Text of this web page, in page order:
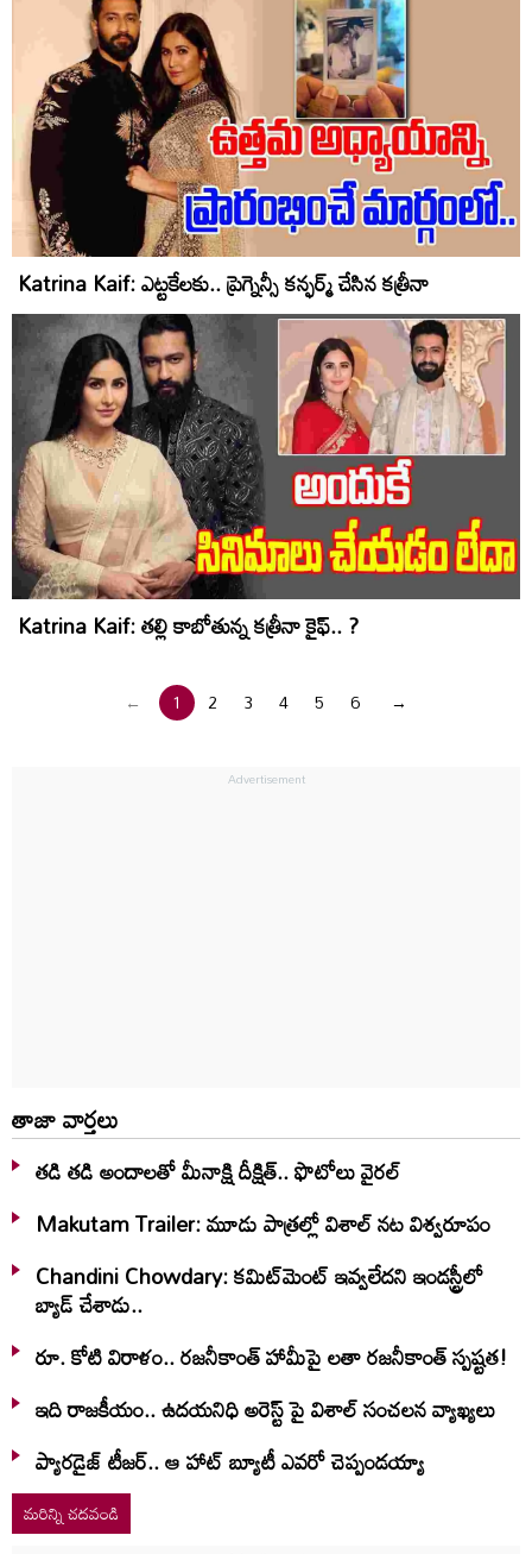
Katrina Kaif: ఎట్టకేలకు.. ప్రెగ్నెన్సీ కన్ఫర్మ్ చేసిన కత్రీనా
Katrina Kaif: తల్లి కాబోతున్న కత్రీనా కైఫ్.. ?
← 1 2 3 4 5 6 →
తాజా వార్తలు
తడి తడి అందాలతో మీనాక్షి దీక్షిత్‌.. ఫొటోలు వైరల్
Makutam Trailer: మూడు పాత్రల్లో విశాల్ నట విశ్వరూపం
Chandini Chowdary: కమిట్‌మెంట్ ఇవ్వలేదని ఇండస్ట్రీలో
బ్యాడ్ చేశాడు..
రూ. కోటి విరాళం.. రజనీకాంత్ హామీపై లతా రజనీకాంత్ స్పష్టత!
ఇది రాజకీయం.. ఉదయనిధి అరెస్ట్ పై విశాల్ సంచలన వ్యాఖ్యలు
ప్యారడైజ్ టీజర్.. ఆ హాట్ బ్యూటీ ఎవరో చెప్పండయ్యా
మరిన్ని చదవండి